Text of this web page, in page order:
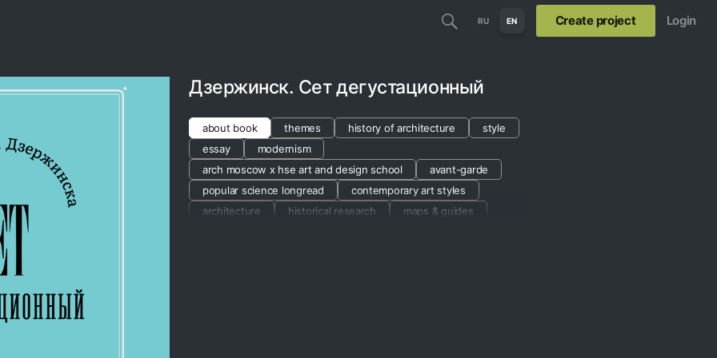
RU EN Create project Login
Дзержинск. Сет дегустационный
about book themes history of architecture
style
essay
modernism
arch moscow x hse art and design school
avant-garde
popular science longread
contemporary art styles
architecture
historical research
maps & guides